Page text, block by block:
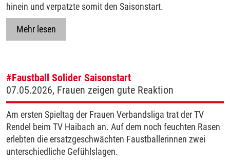
hinein und verpatzte somit den Saisonstart.
Mehr lesen
#Faustball Solider Saisonstart
07.05.2026, Frauen zeigen gute Reaktion
Am ersten Spieltag der Frauen Verbandsliga trat der TV
Rendel beim TV Haibach an. Auf dem noch feuchten Rasen
erlebten die ersatzgeschwächten Faustballerinnen zwei
unterschiedliche Gefühlslagen.